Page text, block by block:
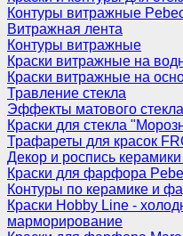
Контуры витражные
Витражная лента
Контуры витражные
Краски витражные на
Краски витражные на
Травление стекла
Эффекты матового
Краски для стекла
Трафареты для красок
Декор и роспись
Краски для фарфора
Контуры по керамике и
Краски Hobby Line -
марморирование